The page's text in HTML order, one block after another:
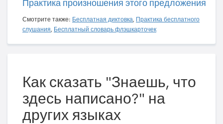
Практика произношения этого предложения
Смотрите также: Бесплатная диктовка, Практика бесплатного
слушания, Бесплатный словарь флэшкарточек
Как сказать "Знаешь, что
здесь написано?" на
других языках